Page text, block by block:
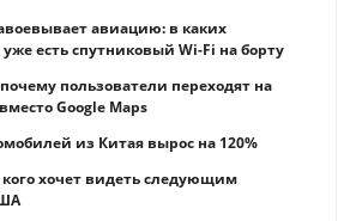
авиацию: в каких
есть спутниковый Wi-Fi на борту
пользователи переходят на
Google Maps
из Китая вырос на 120%
хочет видеть следующим